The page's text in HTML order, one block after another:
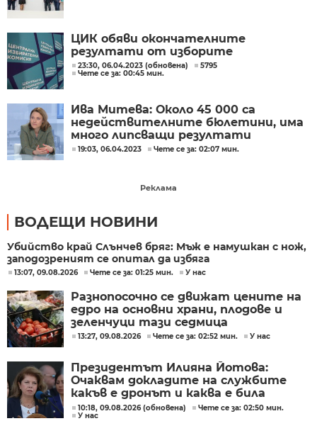
ЦИК обяви окончателните
резултати от изборите
23:30, 06.04.2023 (обновена)
5795
Чете се за: 00:45 мин.
Ива Митева: Около 45 000 са
недействителните бюлетини, има
много липсващи резултати
19:03, 06.04.2023 Чете се за: 02:07 мин.
Реклама
ВОДЕЩИ НОВИНИ
Убийство край Слънчев бряг: Мъж е намушкан с нож,
заподозреният се опитал да избяга
13:07, 09.08.2026 Чете се за: 01:25 мин. У нас
Разнопосочно се движат цените на
едро на основни храни, плодове и
зеленчуци тази седмица
13:27, 09.08.2026 Чете се за: 02:52 мин. У нас
Президентът Илияна Йотова:
Очаквам докладите на службите
какъв е дронът и каква е била
неговата роля
10:18, 09.08.2026 (обновена)
Чете се за: 02:50 мин.
У нас